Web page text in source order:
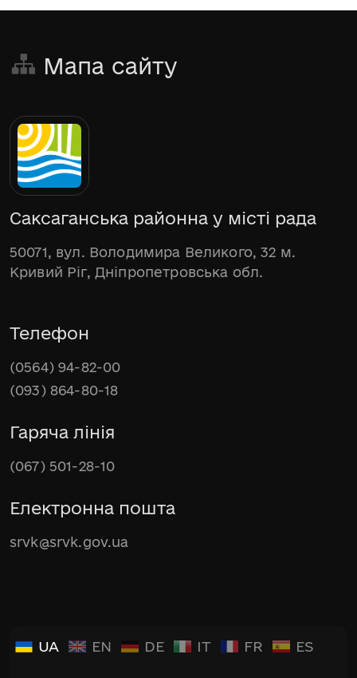
Мапа сайту
Саксаганська районна у місті рада
50071, вул. Володимира Великого, 32 м.
Кривий Ріг, Дніпропетровська обл.
Телефон
(0564) 94-82-00
(093) 864-80-18
Гаряча лінія
(067) 501-28-10
Електронна пошта
srvk@srvk.gov.ua
UA EN DE IT FR ES